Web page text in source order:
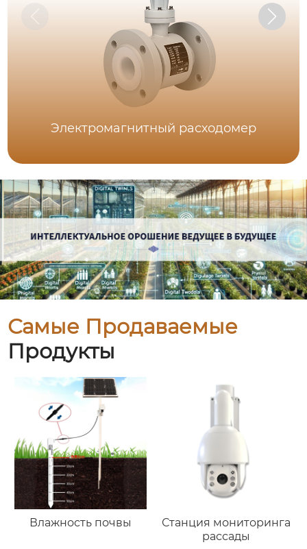
Электромагнитный расходомер
Самые Продаваемые
Продукты
Влажность почвы
Станция мониторинга
рассады